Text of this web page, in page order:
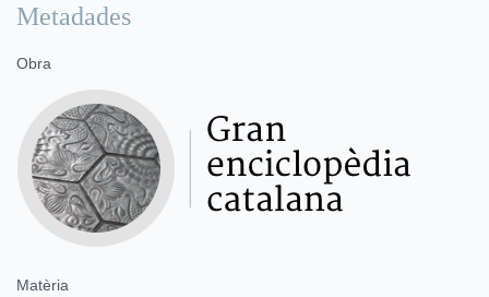
Metadades
Obra
Matèria